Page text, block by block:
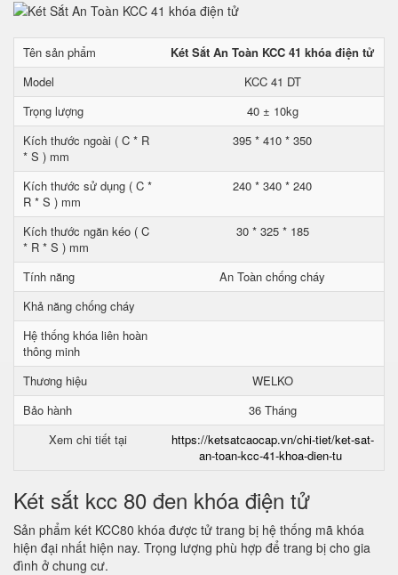
Tên sản phẩm
Két Sắt An Toàn KCC 41 khóa điện tử
Model
KCC 41 DT
Trọng lượng
40 ± 10kg
Kích thước ngoài ( C * R
* S ) mm
395 * 410 * 350
Kích thước sử dụng ( C *
R * S ) mm
240 * 340 * 240
Kích thước ngăn kéo ( C
* R * S ) mm
30 * 325 * 185
Tính năng
An Toàn chống cháy
Khả năng chống cháy
Hệ thống khóa liên hoàn
thông minh
Thương hiệu
WELKO
Bảo hành
36 Tháng
Xem chi tiết tại
https://ketsatcaocap.vn/chi-tiet/ket-sat-
an-toan-kcc-41-khoa-dien-tu
Két sắt kcc 80 đen khóa điện tử
Sản phẩm két KCC80 khóa được tử trang bị hệ thống mã khóa
hiện đại nhất hiện nay. Trọng lượng phù hợp để trang bị cho gia
đình ở chung cư.